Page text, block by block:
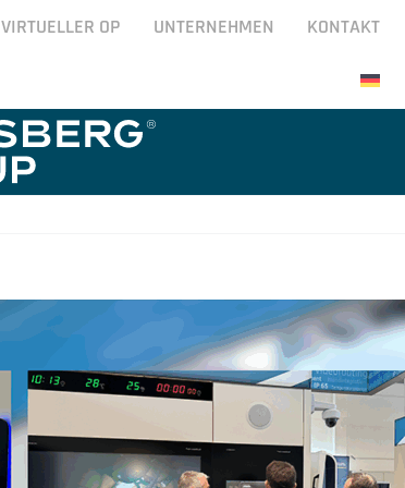
VIRTUELLER OP UNTERNEHMEN
KONTAKT